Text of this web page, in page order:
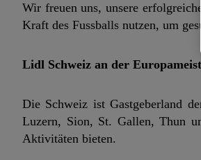
Wir freuen uns, unsere
Kraft des Fussballs nutzen, um
Lidl Schweiz an der
Die Schweiz ist Gastgeberland
Luzern, Sion, St. Gallen, Thun
Aktivitäten bieten.